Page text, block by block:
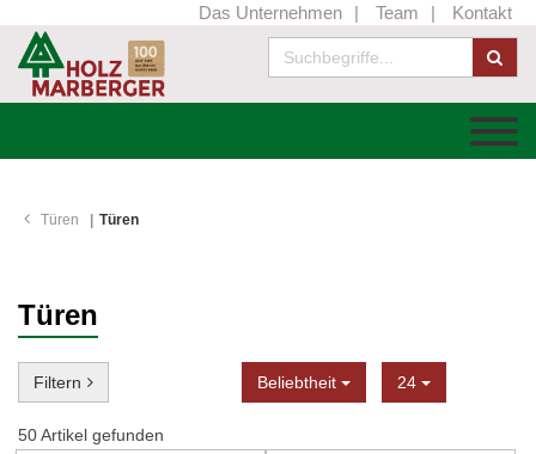
Das Unternehmen Team Kontakt
Türen Türen
Türen
Filtern Beliebtheit Sortierung
24 Anzeige
50Artikel gefunden